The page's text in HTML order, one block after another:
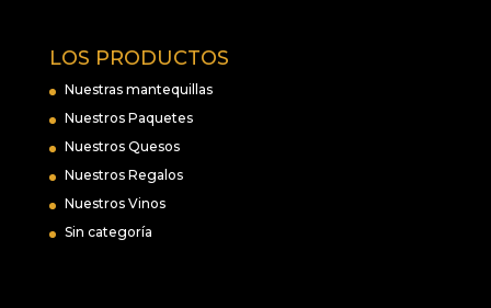
LOS PRODUCTOS
Nuestras mantequillas
Nuestros Paquetes
Nuestros Quesos
Nuestros Regalos
Nuestros Vinos
Sin categoría